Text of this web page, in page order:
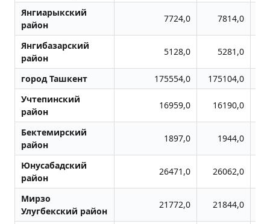
Янгиарыкский
район
7724,0 7814,0
Янгибазарский
район
5128,0 5281,0
город Ташкент 175554,0 175104,0
Учтепинский
район
16959,0 16190,0
Бектемирский
район
1897,0 1944,0
Юнусабадский
район
26471,0 26062,0
Мирзо
Улугбекский район
21772,0 21844,0